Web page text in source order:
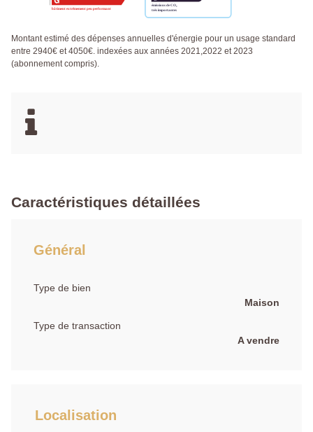
Montant estimé des dépenses annuelles d'énergie pour un usage standard
entre 2940€ et 4050€. indexées aux années 2021,2022 et 2023
(abonnement compris).
Caractéristiques détaillées
Général
Type de bien
Maison
Type de transaction
A vendre
Localisation